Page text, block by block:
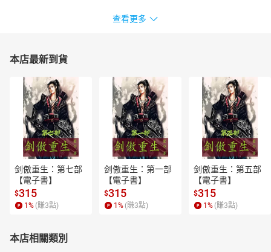
且根據科學研究，更長時間的斷食不一定能加速瘦身效果，因此我
還是建議選用溫和且能長時間執行的14/10。
Q：我已經有在健身或是執行其他飲食法，還可以執行14/10嗎？
14/10與其他飲食法並沒有衝突，你可以將14/10套到你現在正在執
行的飲食法，只要記得確實落實14小時斷食即可，這也是我選擇推
薦14/10的原因之一。
Q：斷食期間是不是真的什麼都不能入口？
斷食期間除了水以外，還可以飲用茶類（紅茶、綠茶、草本茶......）
與咖啡，但如果你本身對於咖啡因很敏感，我會建議在空腹期間儘
量避免咖啡飲飲品比較不刺激。
專業推薦（依姓名首字筆畫排列）
高敏敏 資深營養師
查看更多
本店最新到貨
剑傲重生：第七部
【電子書】
$315
1 % (賺3點)
剑傲重生：第一部
【電子書】
$315
1 % (賺3點)
剑傲重生：第五部
【電子書】
$315
1 % (賺3點)
本店相關類別